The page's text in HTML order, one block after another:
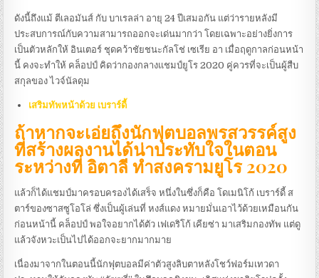
ดังนี้ถึงแม้ ตีเลอมันส์ กับ บาเรลล่า อายุ 24 ปีเสมอกัน แต่ว่ารายหลังมี
ประสบการณ์กับความสามารถออกจะเด่นมากว่า โดยเฉพาะอย่างยิ่งการ
เป็นตัวหลักให้ อินเตอร์ ชุดคว้าชัยชนะกัลโช่ เซเรีย อา เมื่อฤดูกาลก่อนหน้า
นี้ คงจะทำให้ คล็อปป์ คิดว่ากองกลางแชมป์ยูโร 2020 คู่ควรที่จะเป็นผู้สืบ
สกุลของ ไวจ์นัลดุม
เสริมทัพหน้าด้วย เบราร์ดี้
ถ้าหากจะเอ่ยถึงนักฟุตบอลพรสวรรค์สูง
ที่สร้างผลงานได้น่าประทับใจในตอน
ระหว่างที่ อิตาลี ทำสงครามยูโร 2020
แล้วก็ได้แชมป์มาครอบครองได้เสร็จ หนึ่งในซึ่งก็คือ โดเมนิโก้ เบราร์ดี้ ส
ตาร์ของซาสซูโอโล่ ซึ่งเป็นผู้เล่นที่ หงส์แดง หมายมั่นเอาไว้ด้วยเหมือนกัน
ก่อนหน้านี้ คล็อปป์ พอใจอยากได้ตัว เฟเดริโก้ เคียซ่า มาเสริมกองทัพ แต่ดู
แล้วจังหวะเป็นไปได้ออกจะยากมากมาย
เนื่องมาจากในตอนนี้นักฟุตบอลมีค่าตัวสูงลิบตาหลังโชว์ฟอร์มเทวดา